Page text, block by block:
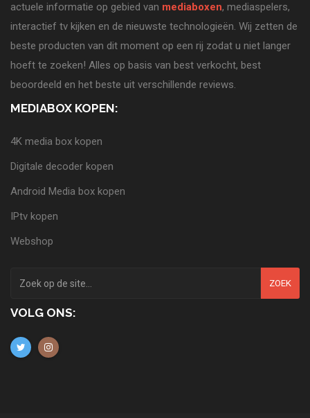
actuele informatie op gebied van mediaboxen, mediaspelers,
interactief tv kijken en de nieuwste technologieën. Wij zetten de
beste producten van dit moment op een rij zodat u niet langer
hoeft te zoeken! Alles op basis van best verkocht, best
beoordeeld en het beste uit verschillende reviews.
MEDIABOX KOPEN:
4K media box kopen
Digitale decoder kopen
Android Media box kopen
IPtv kopen
Webshop
ZOEK
VOLG ONS: